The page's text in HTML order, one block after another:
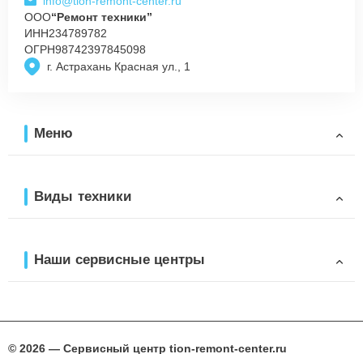
г. Астрахань Красная ул., 1
ООО“Ремонт техники”
ИНН234789782
ОГРН98742397845098
Меню
Виды техники
Наши сервисные центры
© 2026 — Сервисный центр tion-remont-center.ru